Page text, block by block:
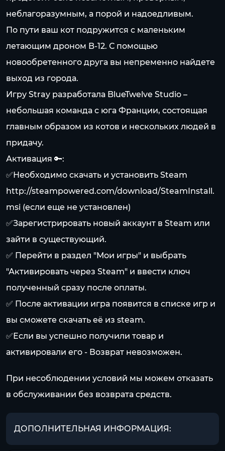
неблагоразумным, а порой и надоедливым.
По пути ваш кот подружится с маленьким
летающим дроном B-12. С помощью
новообретенного друга вы непременно найдете
выход из города.
Игру Stray разработала BlueTwelve Studio –
небольшая команда с юга Франции, состоящая
главным образом из котов и нескольких людей в
придачу.
Активация 🔑:
✅Необходимо скачать и установить Steam
http://steampowered.com/download/SteamInstall.
msi (если еще не установлен)
✅Зарегистрировать новый аккаунт в Steam или
зайти в существующий.
✅ Перейти в раздел "Мои игры" и выбрать
"Активировать через Steam" и ввести ключ
полученный сразу после оплаты.
✅ После активации игра появится в списке игр и
вы сможете скачать её из steam.
✅Если вы успешно получили товар и
активировали его - Возврат невозможен.
При несоблюдении условий мы можем отказать
в обслуживании без возврата средств.
ДОПОЛНИТЕЛЬНАЯ ИНФОРМАЦИЯ: